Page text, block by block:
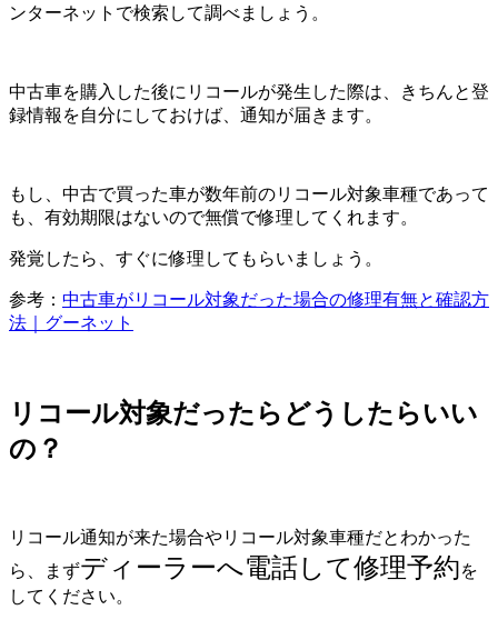
ンターネットで検索して調べましょう。
中古車を購入した後にリコールが発生した際は、きちんと登
録情報を自分にしておけば、通知が届きます。
もし、中古で買った車が数年前のリコール対象車種であって
も、有効期限はないので無償で修理してくれます。
発覚したら、すぐに修理してもらいましょう。
参考： 中古車がリコール対象だった場合の修理有無と確認方
法｜グーネット
リコール対象だったらどうしたらいい
の？
リコール通知が来た場合やリコール対象車種だとわかった
ら、まずディーラーへ電話して修理予約を
してください。